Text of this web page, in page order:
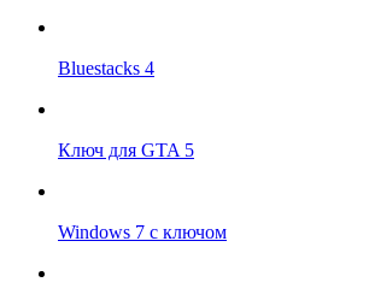
Bluestacks 4
Ключ для GTA 5
Windows 7 с ключом